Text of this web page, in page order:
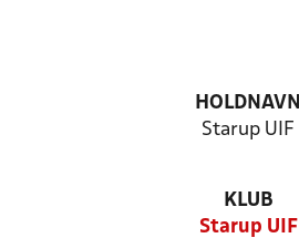
HOLDNAVN
Starup UIF
KLUB
Starup UIF